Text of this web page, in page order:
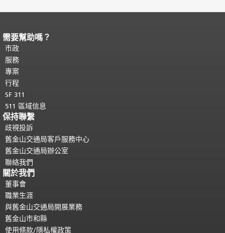
頁面內容結束。
都會重複顯示。
需要幫助嗎？
市政
服務
專案
行程
SF 311
511 區域信息
保持聯繫
歧視投訴
舊金山交通局客戶服務中心
舊金山交通局辦公室
聯絡我們
關於我們
董事會
職業生涯
與舊金山交通局開展業務
舊金山市和縣
使用條款/隱私權政策